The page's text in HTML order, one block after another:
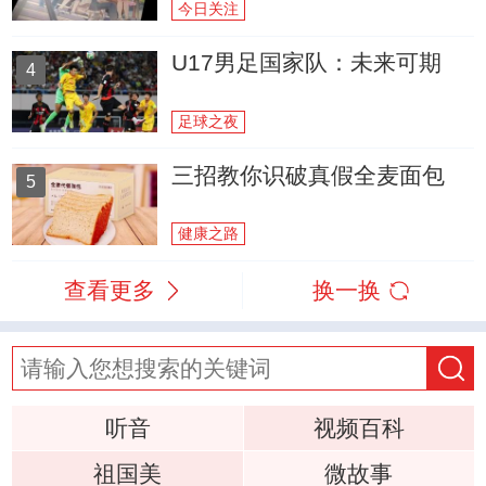
今日关注
4 U17男足国家队：未来可期
足球之夜
5 三招教你识破真假全麦面包
健康之路
查看更多 换一换
听音
视频百科
祖国美
微故事